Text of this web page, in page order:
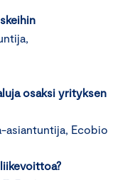
osaksi yrityksen
asiantuntija, Ecobio